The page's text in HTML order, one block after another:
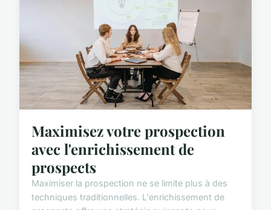
Maximisez votre prospection
avec l'enrichissement de
prospects
Maximiser la prospection ne se limite plus à des
techniques traditionnelles. L'enrichissement de